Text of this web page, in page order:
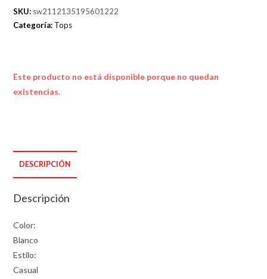
SKU: sw2112135195601222
Categoría: Tops
Este producto no está disponible porque no quedan
existencias.
DESCRIPCIÓN
Descripción
Color:
Blanco
Estilo:
Casual